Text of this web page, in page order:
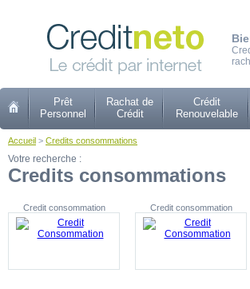
Prêt
Personnel
Rachat de
Crédit
Crédit
Renouvelable
Accueil > Credits consommations
Votre recherche :
Credits consommations
Credit consommation Credit consommation